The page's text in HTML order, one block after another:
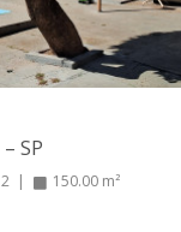
–SP
2 150.00 m²